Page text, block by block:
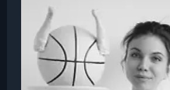
фикшену и другим литературным
направлениям. Обучение ведут
писатели, литературные
переводчики, а программы
теоретическую подготовку